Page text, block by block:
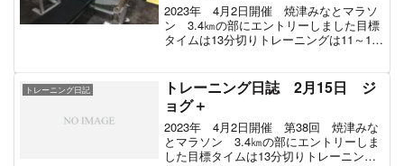
2023年 4月2日開催 焼津みなとマラソ
ン 3.4㎞の部にエントリーしました目標
タイムは13分切りトレーニングは11～12
メイン練習ベンチプレス 85㎏ 8 8
8...
トレーニング日記
トレーニング日誌 2月15日 ジ
ョグ＋
2023年 4月2日開催 第38回 焼津みな
とマラソン 3.4㎞の部にエントリーしま
した目標タイムは13分切りトレーニング